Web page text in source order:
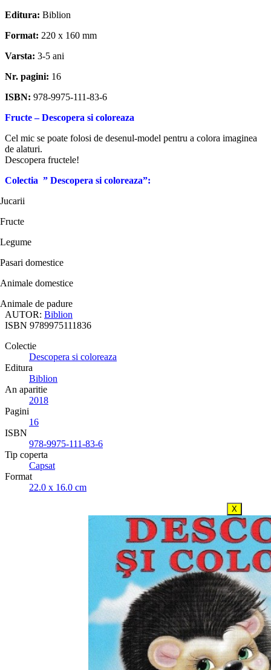
Editura: Biblion
Format: 220 x 160 mm
Varsta: 3-5 ani
Nr. pagini: 16
ISBN: 978-9975-111-83-6
Fructe – Descopera si coloreaza
Cel mic se poate folosi de desenul-model pentru a colora imaginea
de alaturi.
Descopera fructele!
Colectia ” Descopera si coloreaza”:
Jucarii
Fructe
Legume
Pasari domestice
Animale domestice
Animale de padure
AUTOR: Biblion
ISBN 9789975111836
Colectie
Descopera si coloreaza
Editura
Biblion
An aparitie
2018
Pagini
16
ISBN
978-9975-111-83-6
Tip coperta
Capsat
Format
22.0 x 16.0 cm
X